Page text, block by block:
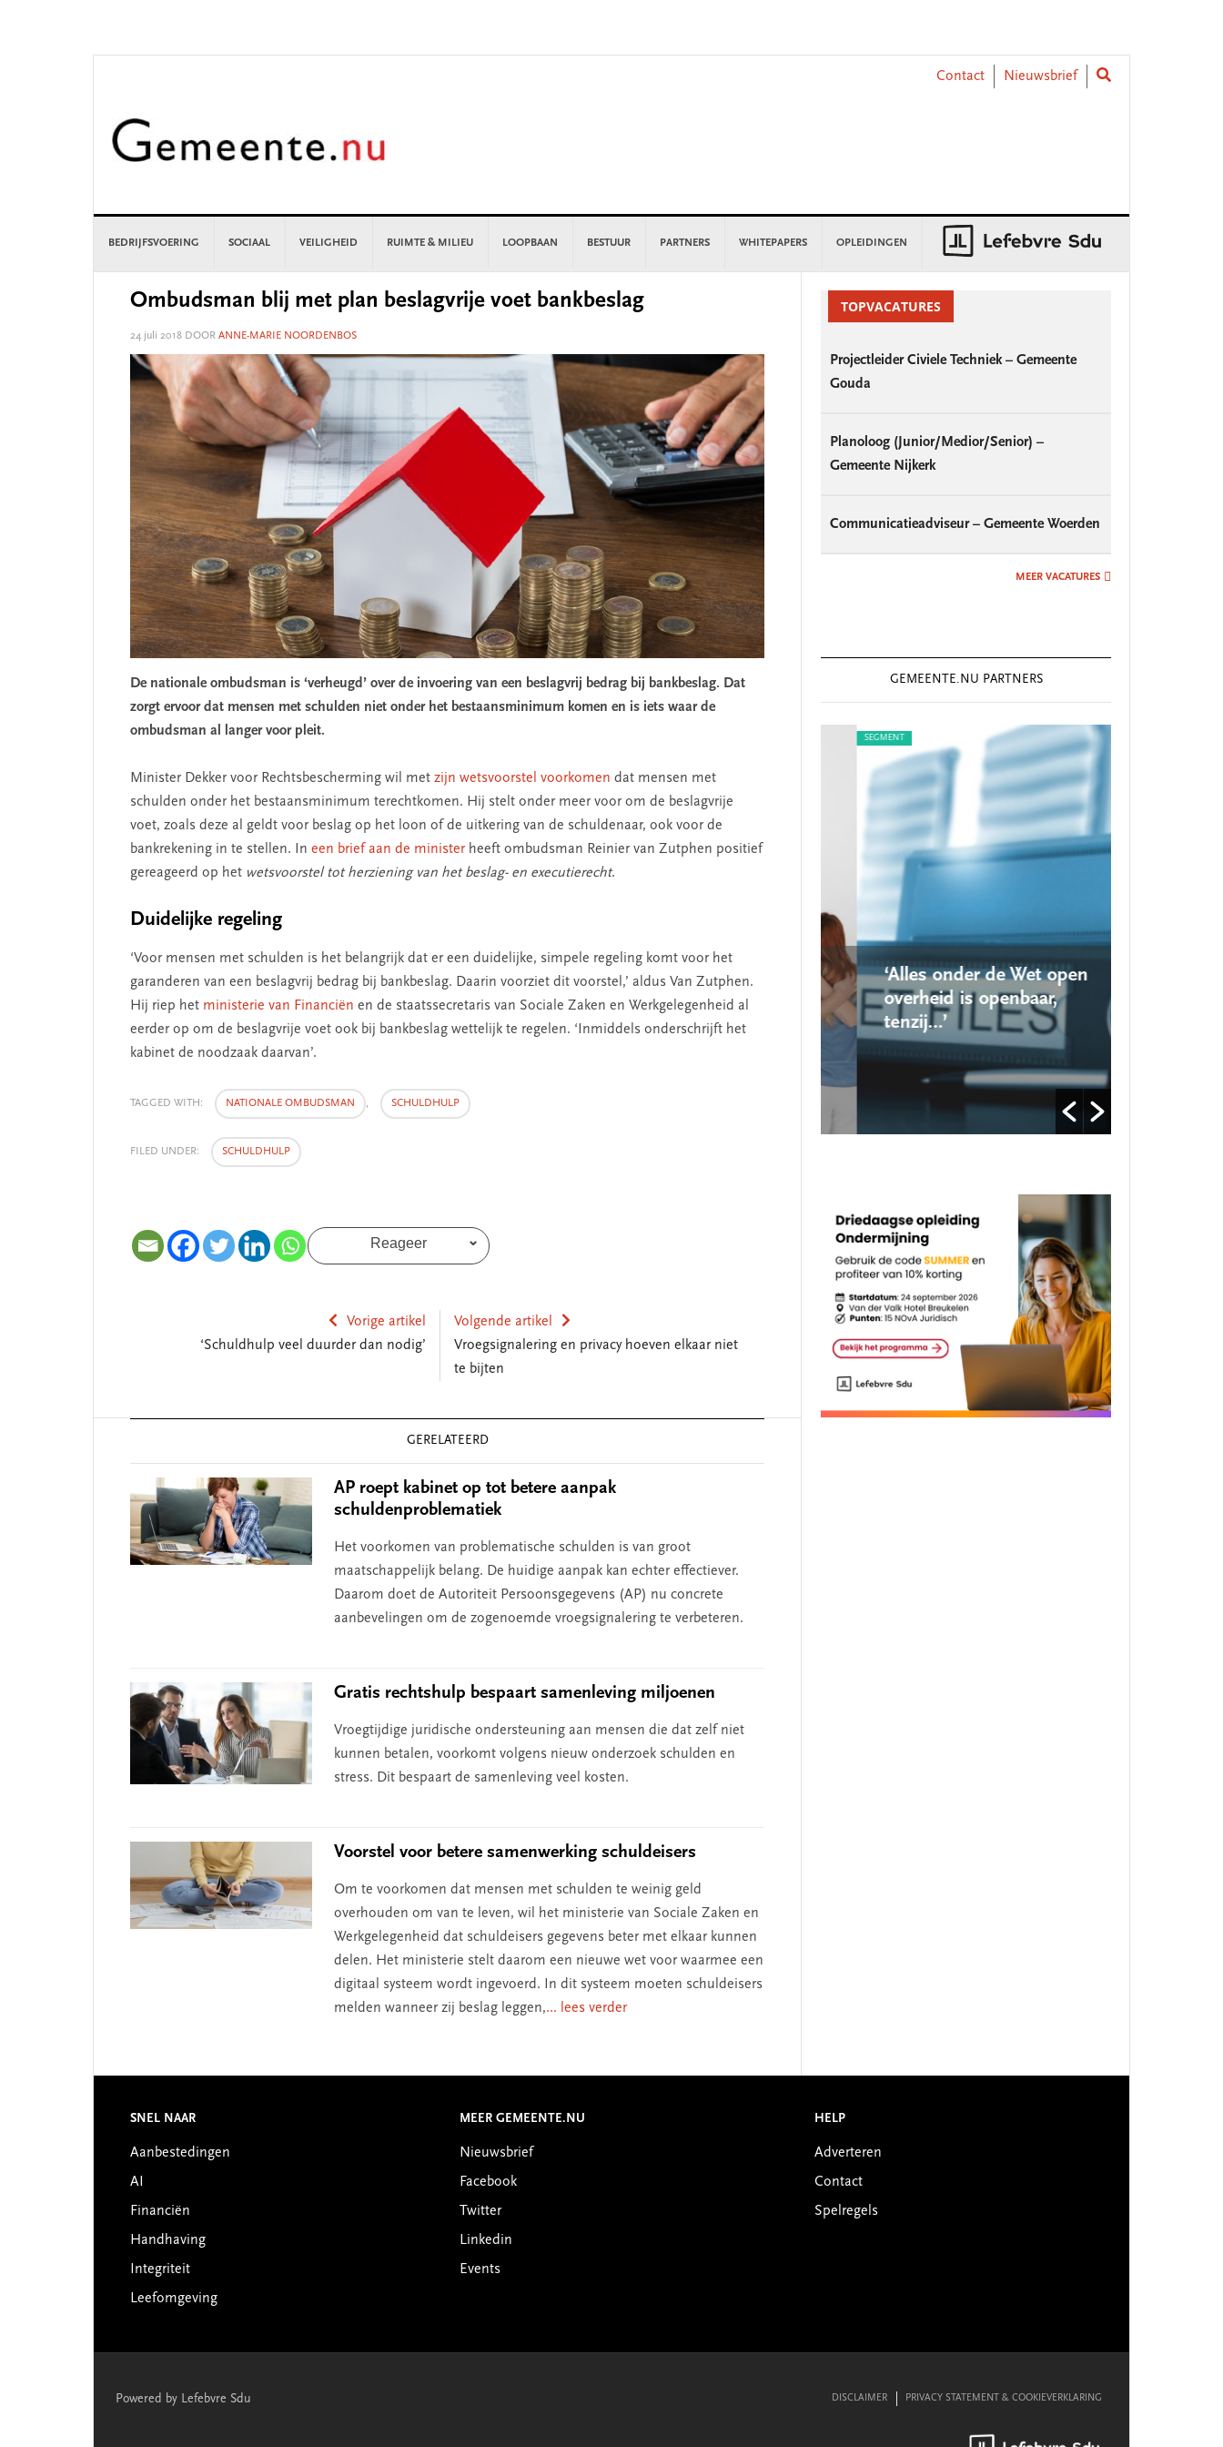
Contact
Nieuwsbrief
BEDRIJFSVOERING SOCIAAL VEILIGHEID RUIMTE & MILIEU LOOPBAAN BESTUUR PARTNERS WHITEPAPERS OPLEIDINGEN
Ombudsman blij met plan beslagvrije voet bankbeslag
24 juli 2018 DOOR ANNE-MARIE NOORDENBOS
De nationale ombudsman is ‘verheugd’ over de invoering van een beslagvrij bedrag bij bankbeslag. Dat
zorgt ervoor dat mensen met schulden niet onder het bestaansminimum komen en is iets waar de
ombudsman al langer voor pleit.
Minister Dekker voor Rechtsbescherming wil met zijn wetsvoorstel voorkomen dat mensen met
schulden onder het bestaansminimum terechtkomen. Hij stelt onder meer voor om de beslagvrije
voet, zoals deze al geldt voor beslag op het loon of de uitkering van de schuldenaar, ook voor de
bankrekening in te stellen. In een brief aan de ministerheeft ombudsman Reinier van Zutphen positief
gereageerd op het wetsvoorstel tot herziening van het beslag- en executierecht.
Duidelijke regeling
‘Voor mensen met schulden is het belangrijk dat er een duidelijke, simpele regeling komt voor het
garanderen van een beslagvrij bedrag bij bankbeslag. Daarin voorziet dit voorstel,’ aldus Van Zutphen.
Hij riep het ministerie van Financiën en de staatssecretaris van Sociale Zaken en Werkgelegenheid al
eerder op om de beslagvrije voet ook bij bankbeslag wettelijk te regelen. ‘Inmiddels onderschrijft het
kabinet de noodzaak daarvan’.
TAGGED WITH: NATIONALE OMBUDSMAN , SCHULDHULP
FILED UNDER: SCHULDHULP
Reageer
Vorige artikel
‘Schuldhulp veel duurder dan nodig’
Volgende artikel
Vroegsignalering en privacy hoeven elkaar niet
te bijten
GERELATEERD
AP roept kabinet op tot betere aanpak
schuldenproblematiek
Het voorkomen van problematische schulden is van groot
maatschappelijk belang. De huidige aanpak kan echter effectiever.
Daarom doet de Autoriteit Persoonsgegevens (AP) nu concrete
aanbevelingen om de zogenoemde vroegsignalering te verbeteren.
Gratis rechtshulp bespaart samenleving miljoenen
Vroegtijdige juridische ondersteuning aan mensen die dat zelf niet
kunnen betalen, voorkomt volgens nieuw onderzoek schulden en
stress. Dit bespaart de samenleving veel kosten.
Voorstel voor betere samenwerking schuldeisers
Om te voorkomen dat mensen met schulden te weinig geld
overhouden om van te leven, wil het ministerie van Sociale Zaken en
Werkgelegenheid dat schuldeisers gegevens beter met elkaar kunnen
delen. Het ministerie stelt daarom een nieuwe wet voor waarmee een
digitaal systeem wordt ingevoerd. In dit systeem moeten schuldeisers
melden wanneer zij beslag leggen,... lees verder
SidebarTOPVACATURES
Projectleider Civiele Techniek – Gemeente
Gouda
Planoloog (Junior/Medior/Senior) –
Gemeente Nijkerk
Communicatieadviseur – Gemeente Woerden
MEER VACATURES
GEMEENTE.NU PARTNERS
missie van Segment
SEGMENT
‘Persoonlijk leiderschap
begint bij zelfkennis’
‘Met een integrale aanpak
kun je de jeugd beter
helpen’
SEGMENT
‘Alles onder de Wet open
overheid is openbaar,
tenzij…’
Footer
SNEL NAAR
Aanbestedingen
AI
Financiën
Handhaving
Integriteit
Leefomgeving
MEER GEMEENTE.NU
Nieuwsbrief
Facebook
Twitter
Linkedin
Events
HELP
Adverteren
Contact
Spelregels
Powered by Lefebvre Sdu DISCLAIMER PRIVACY STATEMENT & COOKIEVERKLARING